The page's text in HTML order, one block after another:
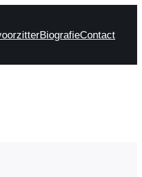
BiografieContact